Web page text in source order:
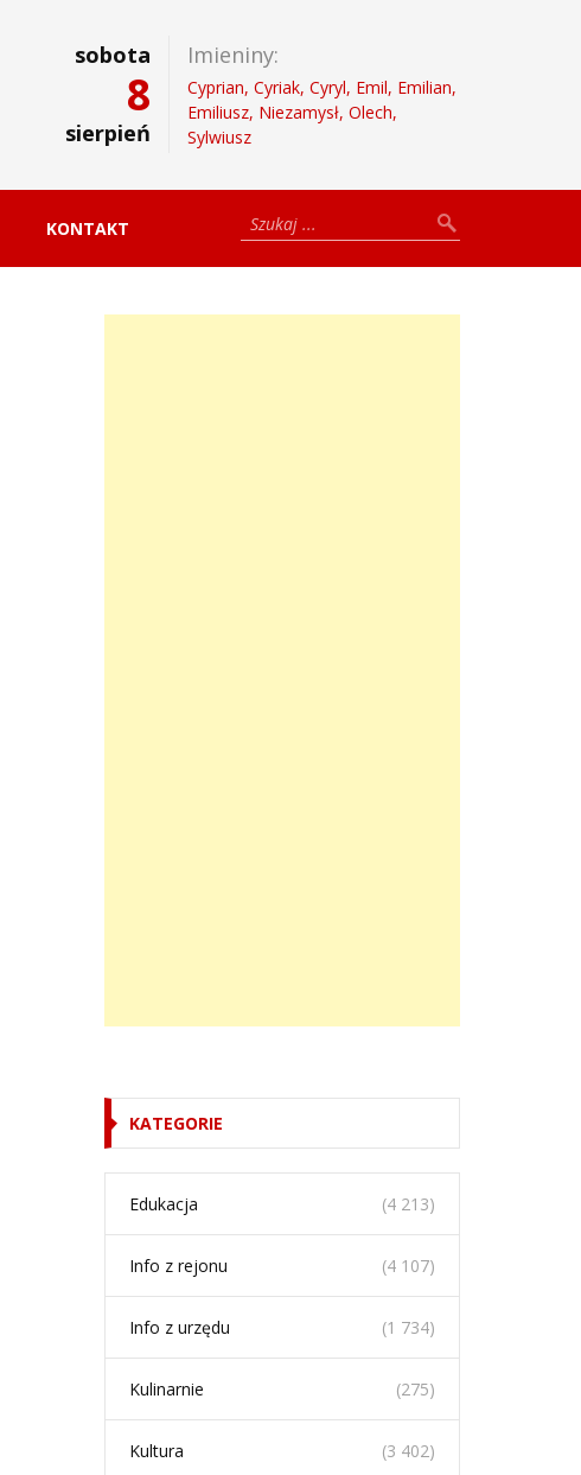
sobota
8
sierpień
Imieniny:
Cyprian, Cyriak, Cyryl, Emil, Emilian,
Emiliusz, Niezamysł, Olech,
Sylwiusz
KONTAKT
KATEGORIE
Edukacja (4 213)
Info z rejonu (4 107)
Info z urzędu (1 734)
Kulinarnie (275)
Kultura (3 402)